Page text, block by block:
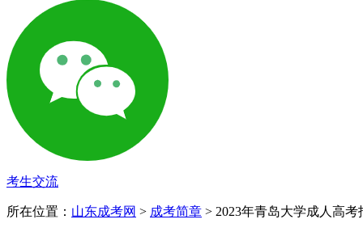
考生交流
所在位置： 山东成考网 > 成考简章 > 2023年青岛大学成人高考